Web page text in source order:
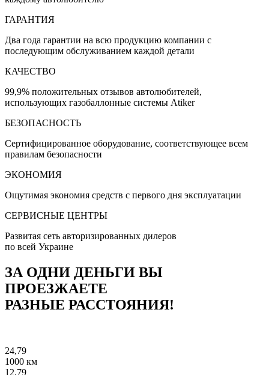
ГАРАНТИЯ
Два года гарантии на всю продукцию компании с
последующим обслуживанием каждой детали
КАЧЕСТВО
99,9% положительных отзывов автолюбителей,
использующих газобаллонные системы Atiker
БЕЗОПАСНОСТЬ
Сертифицированное оборудование, соответствующее всем
правилам безопасности
ЭКОНОМИЯ
Ощутимая экономия средств с первого дня эксплуатации
СЕРВИСНЫЕ ЦЕНТРЫ
Развитая сеть авторизированных дилеров
по всей Украине
ЗА ОДНИ ДЕНЬГИ ВЫ
ПРОЕЗЖАЕТЕ
РАЗНЫЕ РАССТОЯНИЯ!
24,79
1000 км
12,79